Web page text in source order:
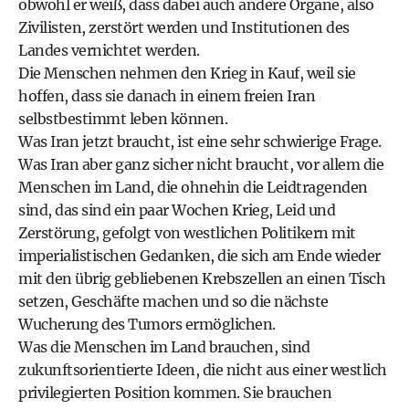
obwohl er weiß, dass dabei auch andere Organe, also
Zivilisten, zerstört werden und Institutionen des
Landes vernichtet werden.
Die Menschen nehmen den Krieg in Kauf, weil sie
hoffen, dass sie danach in einem freien Iran
selbstbestimmt leben können.
Was Iran jetzt braucht, ist eine sehr schwierige Frage.
Was Iran aber ganz sicher nicht braucht, vor allem die
Menschen im Land, die ohnehin die Leidtragenden
sind, das sind ein paar Wochen Krieg, Leid und
Zerstörung, gefolgt von westlichen Politikern mit
imperialistischen Gedanken, die sich am Ende wieder
mit den übrig gebliebenen Krebszellen an einen Tisch
setzen, Geschäfte machen und so die nächste
Wucherung des Tumors ermöglichen.
Was die Menschen im Land brauchen, sind
zukunftsorientierte Ideen, die nicht aus einer westlich
privilegierten Position kommen. Sie brauchen